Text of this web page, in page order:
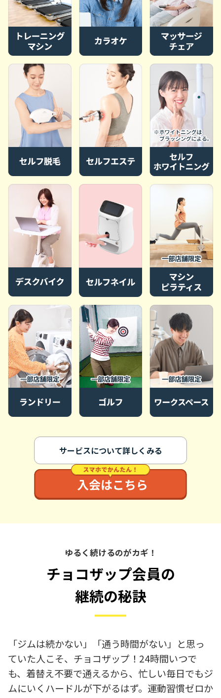
サービスについて詳しくみる
ゆるく続けるのがカギ！
チョコザップ会員の
継続の秘訣
「ジムは続かない」「通う時間がない」と思っ
ていた人こそ、チョコザップ！24時間いつで
も、着替え不要で通えるから、忙しい毎日でもジ
ムにいくハードルが下がるはず。運動習慣ゼロか